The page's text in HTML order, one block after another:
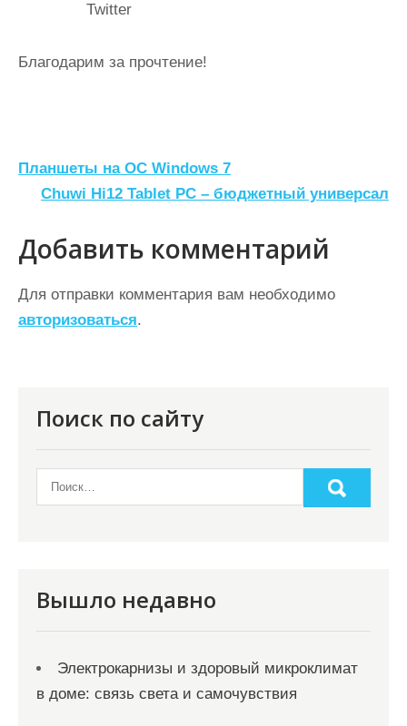
Twitter
Благодарим за прочтение!
Н
в
и
г
а
м
Планшеты на ОС Windows 7
Chuwi Hi12 Tablet PC – бюджетный универсал
Добавить комментарий
Для отправки комментария вам необходимо
авторизоваться.
Поиск по сайту
Вышло недавно
Электрокарнизы и здоровый микроклимат
в доме: связь света и самочувствия